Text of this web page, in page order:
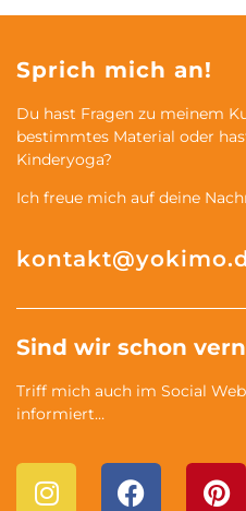
Sprich mich an!
Du hast Fragen zu meinem
bestimmtes Material oder
Kinderyoga?
Ich freue mich auf deine
Sind wir schon
Triff mich auch im Social
informiert…